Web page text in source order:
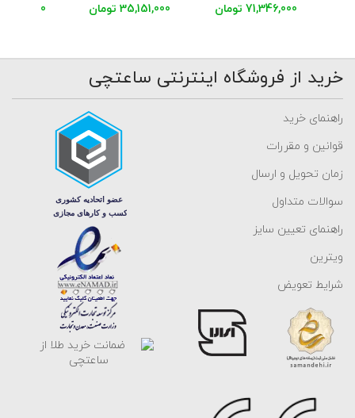
71,346,000 تومان 35,151,000 تومان
خرید از فروشگاه اینترنتی ساعتچی
راهنمای خرید
قوانین و مقررات
زمان تحویل و ارسال
سوالات متداول
راهنمای تعیین سایز
ویترین
شرایط تعویض